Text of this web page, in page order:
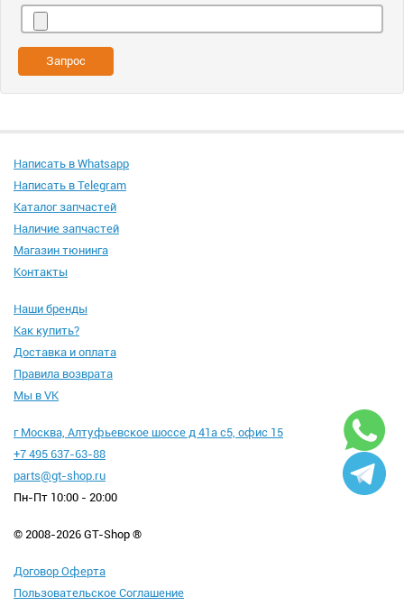
Запрос
Написать в Whatsapp
Написать в Telegram
Каталог запчастей
Наличие запчастей
Магазин тюнинга
Контакты
Наши бренды
Как купить?
Доставка и оплата
Правила возврата
Мы в VK
г Москва, Алтуфьевское шоссе д 41а с5, офис 15
+7 495 637-63-88
parts@gt-shop.ru
Пн-Пт 10:00 - 20:00
© 2008-2026 GT-Shop ®
Договор Оферта
Пользовательское Соглашение